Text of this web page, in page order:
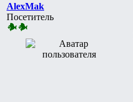
AlexMak
Посетитель